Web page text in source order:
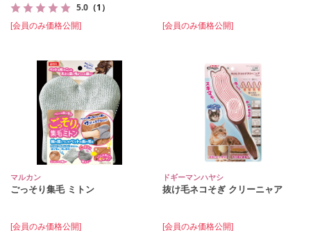
5.0 （1）
[会員のみ価格公開] [会員のみ価格公開]
マルカン
ごっそり集毛 ミトン
[会員のみ価格公開]
ドギーマンハヤシ
抜け毛ネコそぎ クリーニャア
[会員のみ価格公開]